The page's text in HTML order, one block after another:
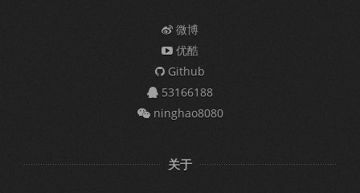
微博
优酷
Github
53166188
ninghao8080
关于